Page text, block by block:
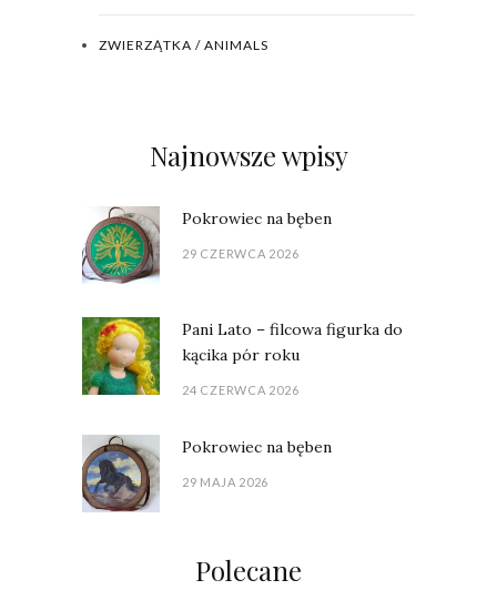
ZWIERZĄTKA / ANIMALS
Najnowsze wpisy
Pokrowiec na bęben
29 CZERWCA 2026
Pani Lato – filcowa figurka do
kącika pór roku
24 CZERWCA 2026
Pokrowiec na bęben
29 MAJA 2026
Polecane